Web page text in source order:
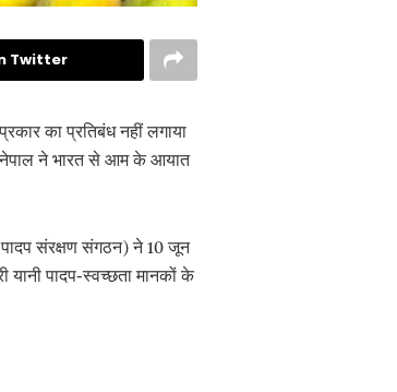
Twitter
का प्रतिबंध नहीं लगाया
नेपाल ने भारत से आम के आयात
संरक्षण संगठन)ने 10 जून
यानी पादप-स्वच्छता मानकों के